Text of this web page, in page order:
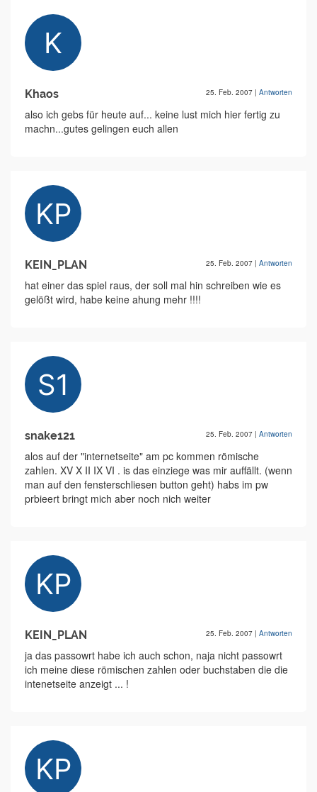
Khaos 25. Feb. 2007 | Antworten
also ich gebs für heute auf... keine lust mich hier fertig zu
machn...gutes gelingen euch allen
KEIN_PLAN 25. Feb. 2007 | Antworten
hat einer das spiel raus, der soll mal hin schreiben wie es
gelößt wird, habe keine ahung mehr !!!!
snake121 25. Feb. 2007 | Antworten
alos auf der "internetseite" am pc kommen römische
zahlen. XV X II IX VI . is das einziege was mir auffällt. (wenn
man auf den fensterschliesen button geht) habs im pw
prbieert bringt mich aber noch nich weiter
KEIN_PLAN 25. Feb. 2007 | Antworten
ja das passowrt habe ich auch schon, naja nicht passowrt
ich meine diese römischen zahlen oder buchstaben die die
intenetseite anzeigt ... !